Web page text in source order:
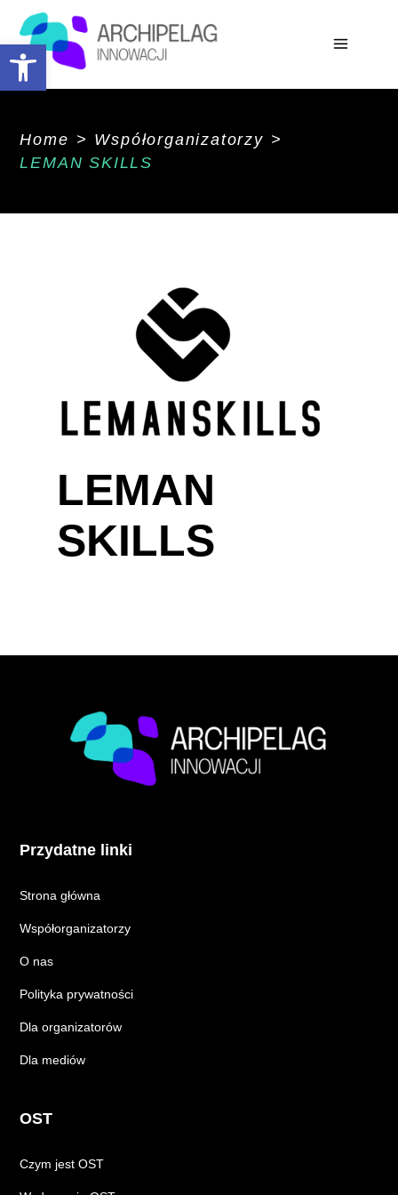
Home > Współorganizatorzy >
LEMAN SKILLS
LEMAN
SKILLS
Przydatne linki
Strona główna
Współorganizatorzy
O nas
Polityka prywatności
Dla organizatorów
Dla mediów
OST
Czym jest OST
Open toolbar